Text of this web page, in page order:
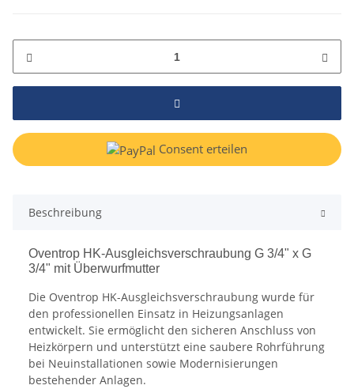
Consent erteilen
Beschreibung
Oventrop HK-Ausgleichsverschraubung G 3/4" x G
3/4" mit Überwurfmutter
Die Oventrop HK-Ausgleichsverschraubung wurde für
den professionellen Einsatz in Heizungsanlagen
entwickelt. Sie ermöglicht den sicheren Anschluss von
Heizkörpern und unterstützt eine saubere Rohrführung
bei Neuinstallationen sowie Modernisierungen
bestehender Anlagen.